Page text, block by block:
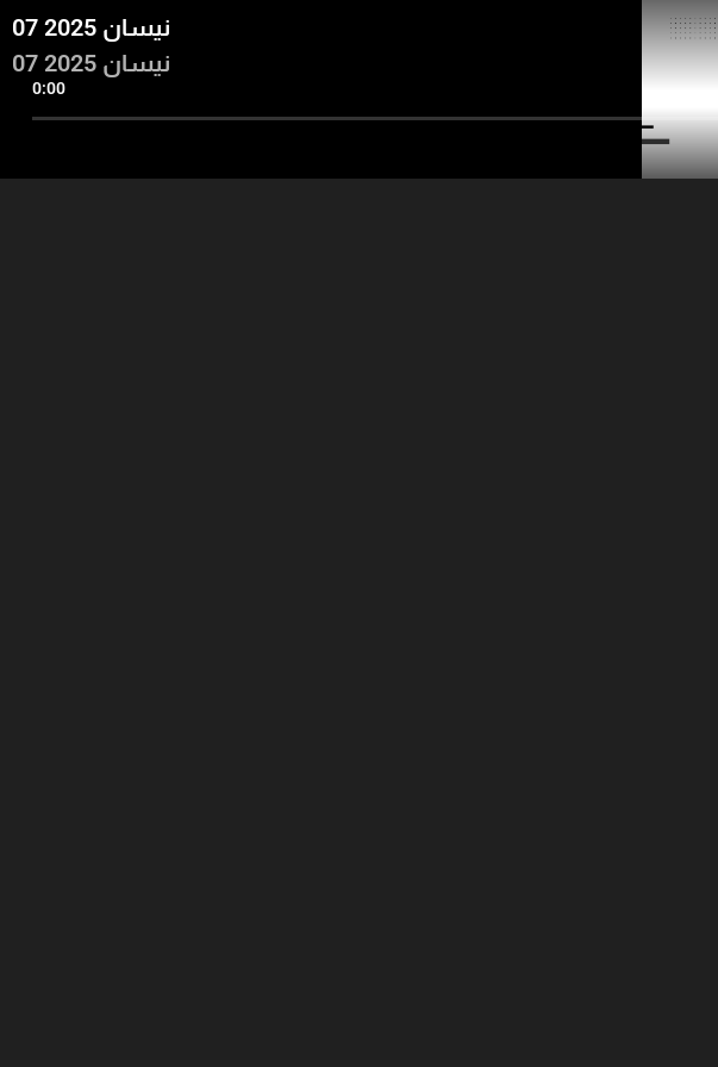
0:00
07 نيسان 2025
07 نيسان 2025